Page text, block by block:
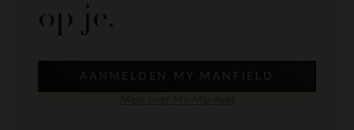
op je.
AANMELDEN MY MANFIELD